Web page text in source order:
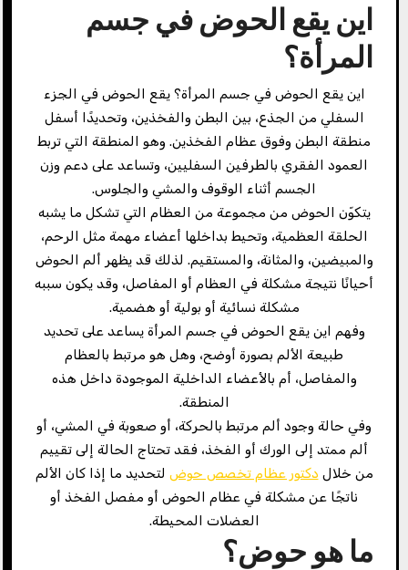
اين يقع الحوض في جسم
المرأة؟
اين يقع الحوض في جسم المرأة؟ يقع الحوض في الجزء
السفلي من الجذع، بين البطن والفخذين، وتحديدًا أسفل
منطقة البطن وفوق عظام الفخذين. وهو المنطقة التي تربط
العمود الفقري بالطرفين السفليين، وتساعد على دعم وزن
الجسم أثناء الوقوف والمشي والجلوس.
يتكوّن الحوض من مجموعة من العظام التي تشكل ما يشبه
الحلقة العظمية، وتحيط بداخلها أعضاء مهمة مثل الرحم،
والمبيضين، والمثانة، والمستقيم. لذلك قد يظهر ألم الحوض
أحيانًا نتيجة مشكلة في العظام أو المفاصل، وقد يكون سببه
مشكلة نسائية أو بولية أو هضمية.
وفهم اين يقع الحوض في جسم المرأة يساعد على تحديد
طبيعة الألم بصورة أوضح، وهل هو مرتبط بالعظام
والمفاصل، أم بالأعضاء الداخلية الموجودة داخل هذه
المنطقة.
وفي حالة وجود ألم مرتبط بالحركة، أو صعوبة في المشي، أو
ألم ممتد إلى الورك أو الفخذ، فقد تحتاج الحالة إلى تقييم
من خلال دكتور عظام تخصص حوض لتحديد ما إذا كان الألم
ناتجًا عن مشكلة في عظام الحوض أو مفصل الفخذ أو
العضلات المحيطة.
ما هو حوض؟